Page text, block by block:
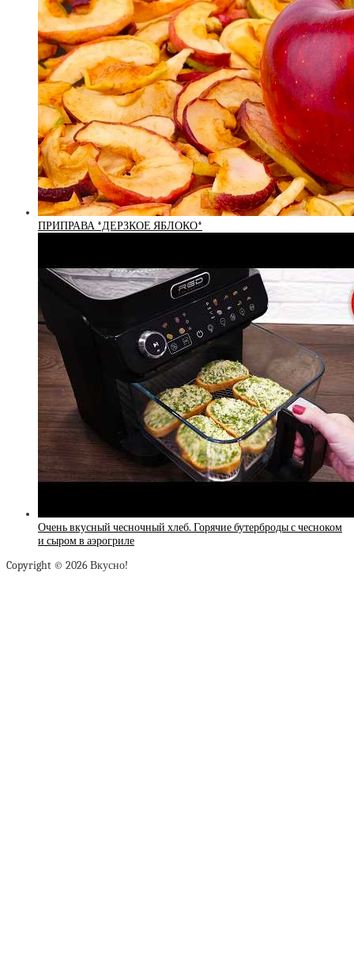
ПРИПРАВА *ДЕРЗКОЕ ЯБЛОКО*
Очень вкусный чесночный хлеб. Горячие бутерброды с чесноком
и сыром в аэрогриле
Copyright © 2026 Вкусно!